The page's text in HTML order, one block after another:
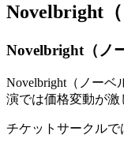
Novelbright
Novelbright（ノ
Novelbright（ノー
演では価格変動が激
チケットサークルで